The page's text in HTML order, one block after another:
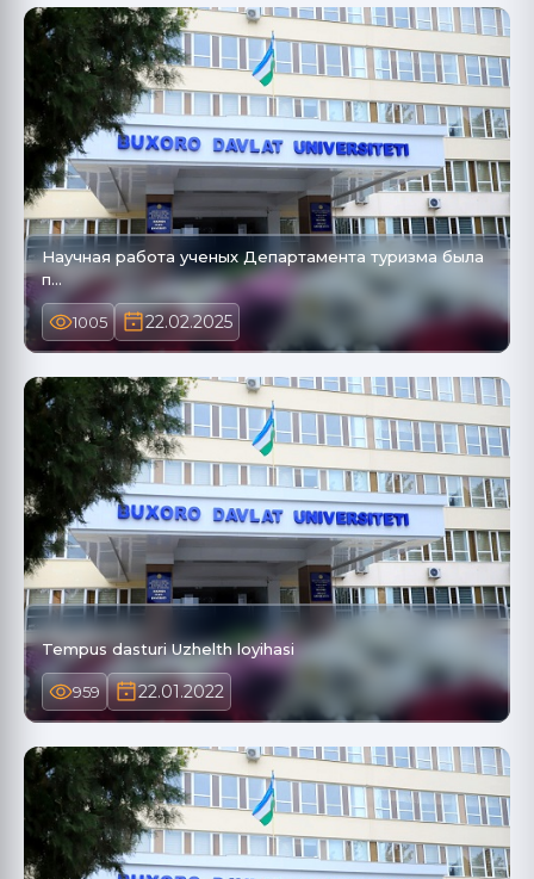
Научная работа ученых Департамента туризма была
п…
1005 22.02.2025
Tempus dasturi Uzhelth loyihasi
959 22.01.2022